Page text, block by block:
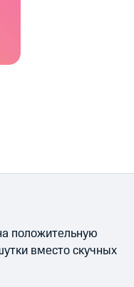
положительную
вместо скучных